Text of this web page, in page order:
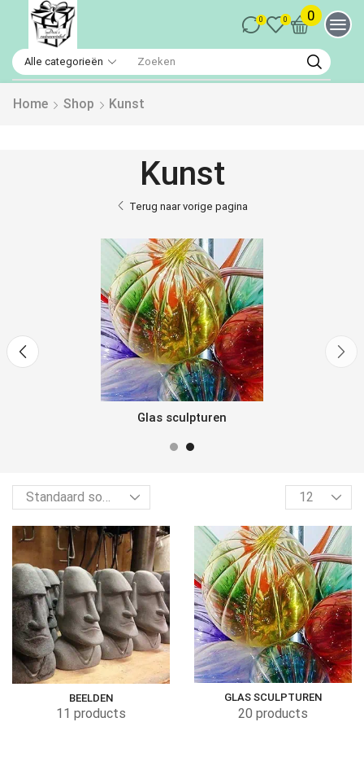
0 0 0
Home Shop Kunst
Kunst
Terug naar vorige pagina
Glas sculpturen
BEELDEN
11 products
GLAS SCULPTUREN
20 products